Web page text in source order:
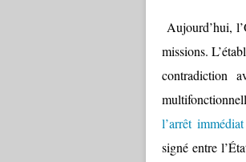
Aujourd’hui,
missions.
contradiction
l’arrêt
signé entre